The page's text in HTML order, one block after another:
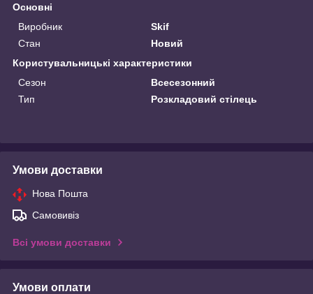
Основні
Виробник
Skif
Стан
Новий
Користувальницькі характеристики
Сезон
Всесезонний
Тип
Розкладовий стілець
Умови доставки
Нова Пошта
Самовивіз
Всі умови доставки
Умови оплати